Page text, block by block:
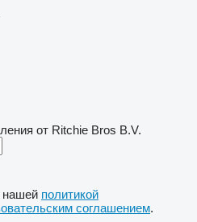
от Ritchie Bros B.V.
нашей политикой
соглашением.